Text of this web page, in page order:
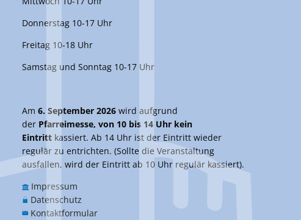
Donnerstag 10-17 Uhr
Freitag 10-18 Uhr
Samstag und Sonntag 10-17 Uhr
Am 6. September 2026 wird aufgrund
der Pfarreimesse, von 10 bis 14 Uhr kein
Eintritt kassiert. Ab 14 Uhr ist der Eintritt wieder
regulär zu entrichten. (Sollte die Veranstaltung
ausfallen, wird der Eintritt ab 10 Uhr regulär kassiert).
Impressum
Datenschutz
Kontaktformular